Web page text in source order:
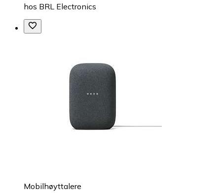
hos BRL Electronics
Mobilhøyttalere